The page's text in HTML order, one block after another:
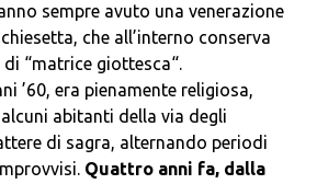
sempre avuto una venerazione
che all’interno conserva
“matrice giottesca“.
’60, era pienamente religiosa,
abitanti della via degli
di sagra, alternando periodi
Quattro anni fa, dalla